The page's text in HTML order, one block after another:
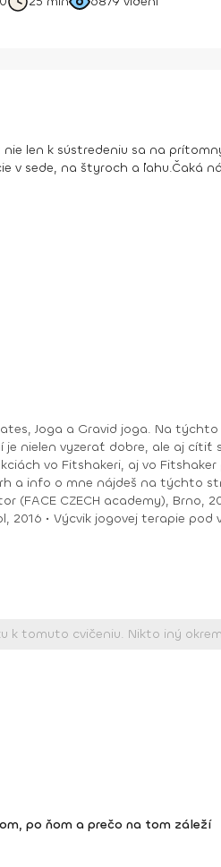
len k sústredeniu sa na
v sede, na štyroch a ľahu.Čaká
nielen vyzerať dobre, ale aj cítiť
FB: www.facebook.com/flowandrea9 IG : @andrea_mindfulflow
– Mindfulness Yoga Instructor (mesačný intenzívny výcvik v Španielsku a
Powerjoga Slovensko,
po ňom a prečo na tom záleží